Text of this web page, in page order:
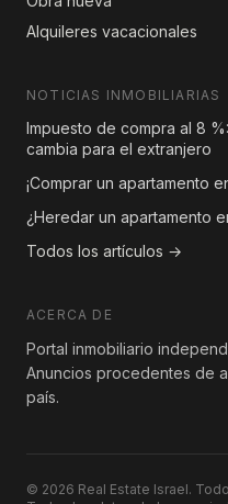
Alquileres vacacionales
NOTICIAS INMOBILIARIAS
Impuesto de compra al 8
cambia para el extranjero
¡Comprar un apartamento
¿Heredar un apartamento
Todos los artículos →
ACERCA DE
Portal inmobiliario
Anuncios procedentes de
país.
© 2026 Real Estate Israel.